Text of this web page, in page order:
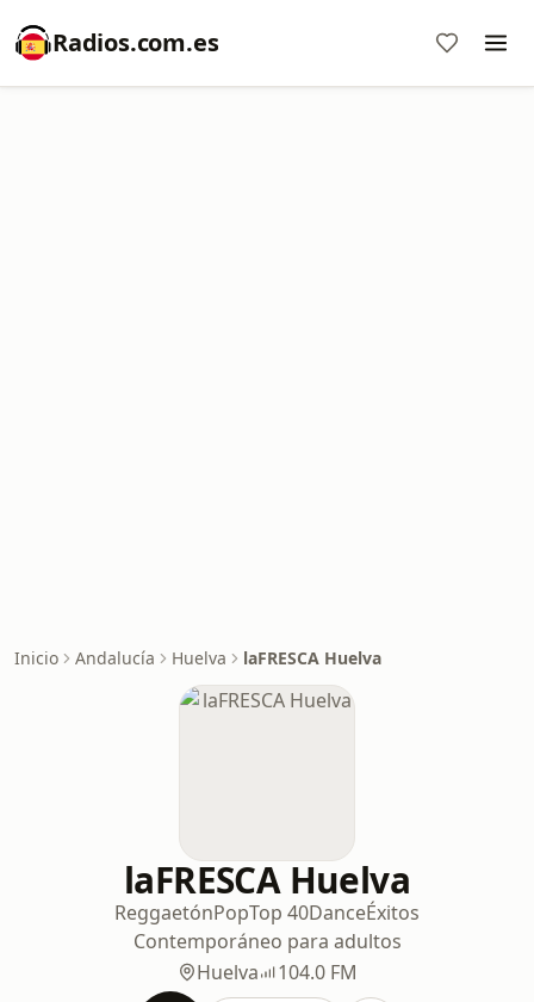
Radios.com.es
Inicio Andalucía Huelva laFRESCA Huelva
laFRESCA Huelva
ReggaetónPopTop 40DanceÉxitos
Contemporáneo para adultos
Huelva
104.0 FM